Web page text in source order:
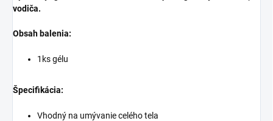
vodiča.
Obsah balenia:
1ks gélu
Špecifikácia:
Vhodný na umývanie celého tela